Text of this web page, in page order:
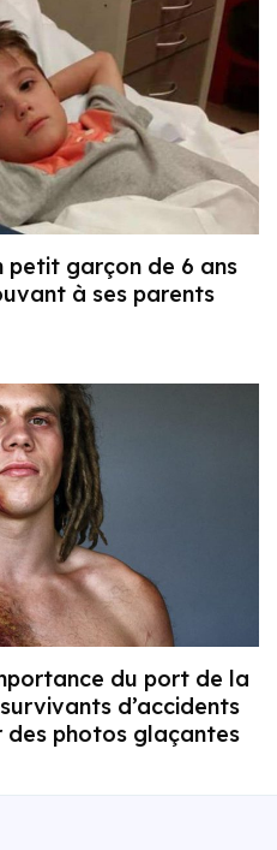
petit garçon de 6 ans
à ses parents
du port de la
d’accidents
photos glaçantes